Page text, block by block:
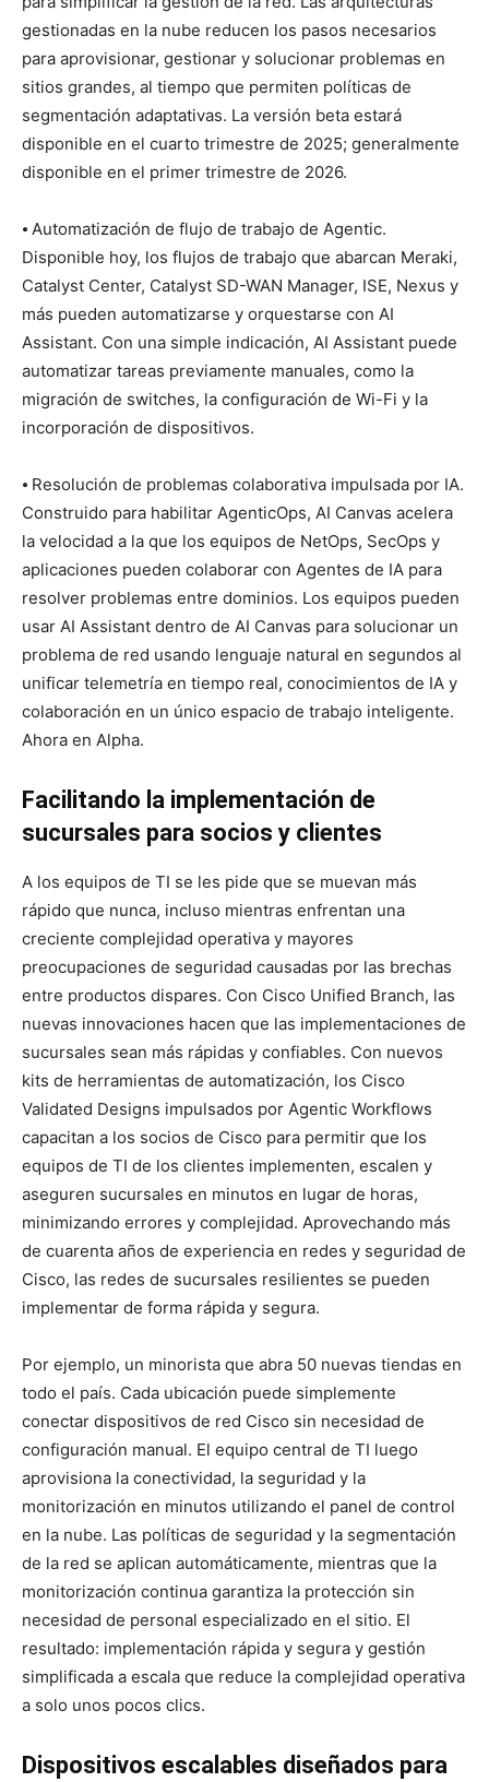
gestionadas en la nube reducen los pasos necesarios
para aprovisionar, gestionar y solucionar problemas en
sitios grandes, al tiempo que permiten políticas de
segmentación adaptativas. La versión beta estará
disponible en el cuarto trimestre de 2025; generalmente
disponible en el primer trimestre de 2026.
⦁ Automatización de flujo de trabajo de Agentic.
Disponible hoy, los flujos de trabajo que abarcan Meraki,
Catalyst Center, Catalyst SD-WAN Manager, ISE, Nexus y
más pueden automatizarse y orquestarse con AI
Assistant. Con una simple indicación, AI Assistant puede
automatizar tareas previamente manuales, como la
migración de switches, la configuración de Wi-Fi y la
incorporación de dispositivos.
⦁ Resolución de problemas colaborativa impulsada por IA.
Construido para habilitar AgenticOps, AI Canvas acelera
la velocidad a la que los equipos de NetOps, SecOps y
aplicaciones pueden colaborar con Agentes de IA para
resolver problemas entre dominios. Los equipos pueden
usar AI Assistant dentro de AI Canvas para solucionar un
problema de red usando lenguaje natural en segundos al
unificar telemetría en tiempo real, conocimientos de IA y
colaboración en un único espacio de trabajo inteligente.
Ahora en Alpha.
Facilitando la implementación de
sucursales para socios y clientes
A los equipos de TI se les pide que se muevan más
rápido que nunca, incluso mientras enfrentan una
creciente complejidad operativa y mayores
preocupaciones de seguridad causadas por las brechas
entre productos dispares. Con Cisco Unified Branch, las
nuevas innovaciones hacen que las implementaciones de
sucursales sean más rápidas y confiables. Con nuevos
kits de herramientas de automatización, los Cisco
Validated Designs impulsados por Agentic Workflows
capacitan a los socios de Cisco para permitir que los
equipos de TI de los clientes implementen, escalen y
aseguren sucursales en minutos en lugar de horas,
minimizando errores y complejidad. Aprovechando más
de cuarenta años de experiencia en redes y seguridad de
Cisco, las redes de sucursales resilientes se pueden
implementar de forma rápida y segura.
Por ejemplo, un minorista que abra 50 nuevas tiendas en
todo el país. Cada ubicación puede simplemente
conectar dispositivos de red Cisco sin necesidad de
configuración manual. El equipo central de TI luego
aprovisiona la conectividad, la seguridad y la
monitorización en minutos utilizando el panel de control
en la nube. Las políticas de seguridad y la segmentación
de la red se aplican automáticamente, mientras que la
monitorización continua garantiza la protección sin
necesidad de personal especializado en el sitio. El
resultado: implementación rápida y segura y gestión
simplificada a escala que reduce la complejidad operativa
a solo unos pocos clics.
Dispositivos escalables diseñados para